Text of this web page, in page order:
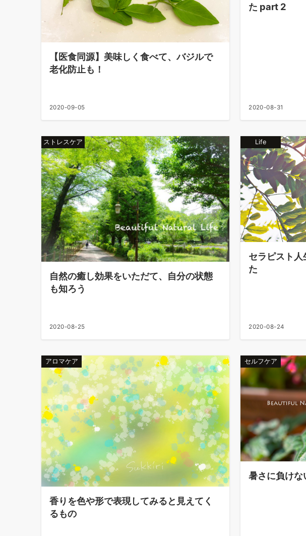
【医食同源】美味しく食べて、バジルで
老化防止も！
2020-09-05
た part 2
2020-08-31
ストレスケア
自然の癒し効果をいただて、自分の状態
も知ろう
2020-08-25
Life
セラピスト
た
2020-08-24
アロマケア
香りを色や形で表現してみると見えてく
るもの
セルフケア
暑さに負け